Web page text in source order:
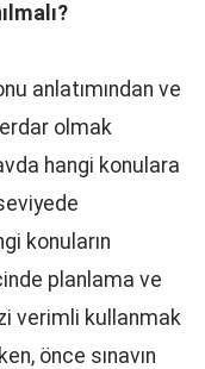
anlatımından ve
olmak
hangi konulara
konuların
planlama ve
verimli kullanmak
önce sınavın